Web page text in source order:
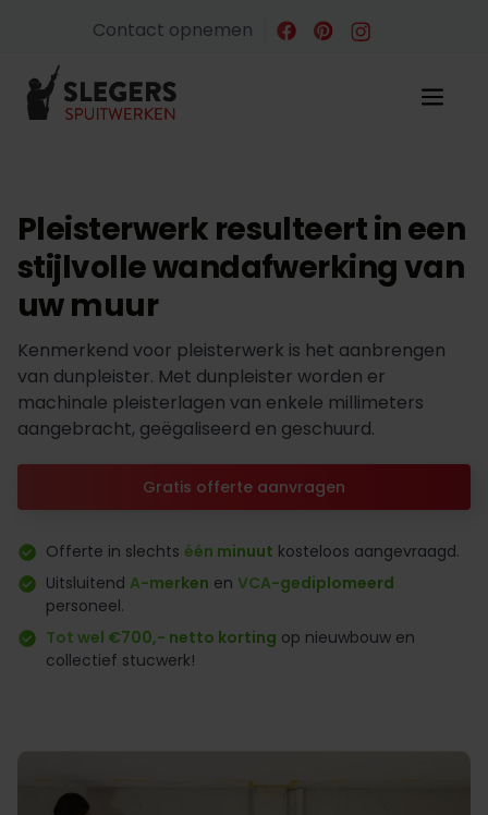
Contact opnemen
Pleisterwerk resulteert in een
stijlvolle wandafwerking van
uw muur
Kenmerkend voor pleisterwerk is het aanbrengen
van dunpleister. Met dunpleister worden er
machinale pleisterlagen van enkele millimeters
aangebracht, geëgaliseerd en geschuurd.
Gratis offerte aanvragen
Offerte in slechts één minuut kosteloos aangevraagd.
Uitsluitend A-merken en VCA-gediplomeerd
personeel.
Tot wel €700,- netto korting op nieuwbouw en
collectief stucwerk!